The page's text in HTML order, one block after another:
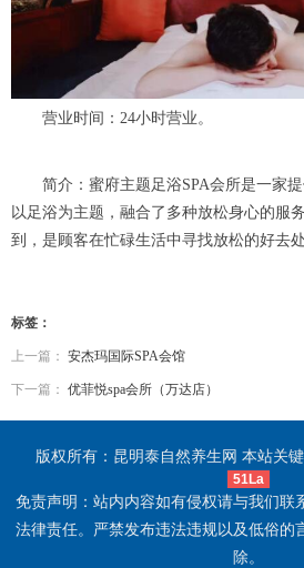
营业时间：24小时营业。
简介：蜜府主题足浴SPA会所是一家提
以足浴为主题，融合了多种放松身心的服
到，是顾客在忙碌生活中寻找放松的好去处
标签：
上一篇： 安杰玛国际SPA会馆
下一篇： 优菲悦spa会所（万达店）
版权所有：昆明泰自然养生网 本站关键
51La
免责声明：站内内容如有侵权请与我们联
法律责任。严禁发布违法违规以及低俗的
除。